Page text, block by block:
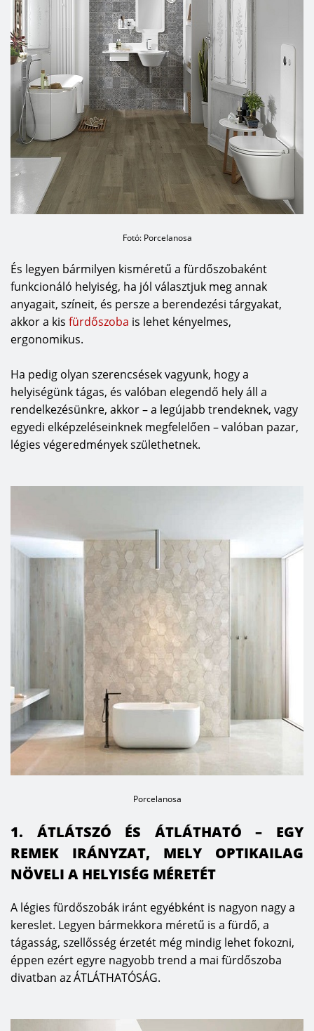
Fotó: Porcelanosa
És legyen bármilyen kisméretű a fürdőszobaként
funkcionáló helyiség, ha jól választjuk meg annak
anyagait, színeit, és persze a berendezési tárgyakat,
akkor a kis fürdőszoba is lehet kényelmes,
ergonomikus.
Ha pedig olyan szerencsések vagyunk, hogy a
helyiségünk tágas, és valóban elegendő hely áll a
rendelkezésünkre, akkor – a legújabb trendeknek, vagy
egyedi elképzeléseinknek megfelelően – valóban pazar,
légies végeredmények születhetnek.
Porcelanosa
1. ÁTLÁTSZÓ ÉS ÁTLÁTHATÓ – EGY
REMEK IRÁNYZAT, MELY OPTIKAILAG
NÖVELI A HELYISÉG MÉRETÉT
A légies fürdőszobák iránt egyébként is nagyon nagy a
kereslet. Legyen bármekkora méretű is a fürdő, a
tágasság, szellősség érzetét még mindig lehet fokozni,
éppen ezért egyre nagyobb trend a mai fürdőszoba
divatban az ÁTLÁTHATÓSÁG.